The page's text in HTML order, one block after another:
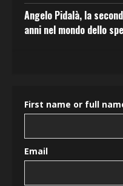
Angelo Pidalà, la
anni nel mondo dello
First name or full
Email